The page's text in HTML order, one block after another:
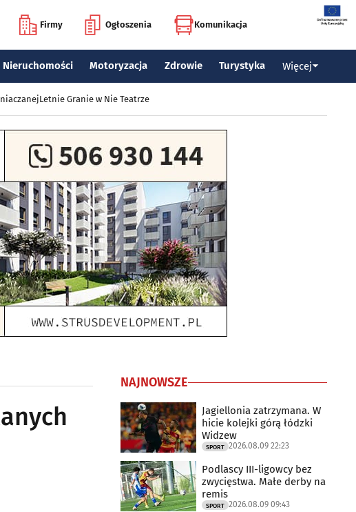
Firmy Ogłoszenia Komunikacja
Nieruchomości Motoryzacja Zdrowie Turystyka Więcej
Letnie Granie w Nie Teatrze
NAJNOWSZE
Jagiellonia zatrzymana. W
hicie kolejki górą łódzki
Widzew
SPORT 2026.08.09 22:23
Podlascy III-ligowcy bez
zwycięstwa. Małe derby na
remis
SPORT 2026.08.09 09:43